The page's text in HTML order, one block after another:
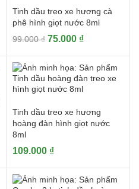
Tinh dầu treo xe hương cà
phê hình giọt nước 8ml
99.000₫ Giá
là:
99.000 ₫.
75.000 ₫Giá
tại
là:
Tinh dầu treo xe hương
hoàng đàn hình giọt nước
8ml
109.000 ₫